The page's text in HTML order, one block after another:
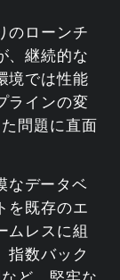
のローンチ
、継続的な
境では性能
ラインの変
問題に直面
なデータベ
を既存のエ
ムレスに組
指数バック